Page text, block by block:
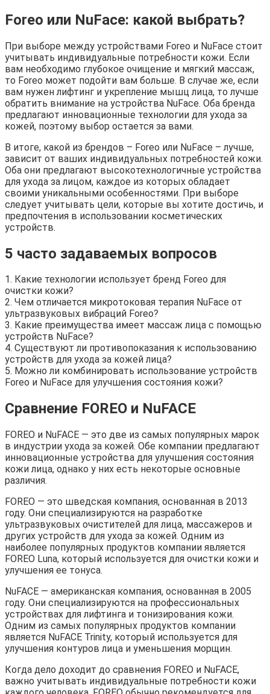
Foreo или NuFace: какой выбрать?
При выборе между устройствами Foreo и NuFace стоит
учитывать индивидуальные потребности кожи. Если
вам необходимо глубокое очищение и мягкий массаж,
то Foreo может подойти вам больше. В случае же, если
вам нужен лифтинг и укрепление мышц лица, то лучше
обратить внимание на устройства NuFace. Оба бренда
предлагают инновационные технологии для ухода за
кожей, поэтому выбор остается за вами.
В итоге, какой из брендов – Foreo или NuFace – лучше,
зависит от ваших индивидуальных потребностей кожи.
Оба они предлагают высокотехнологичные устройства
для ухода за лицом, каждое из которых обладает
своими уникальными особенностями. При выборе
следует учитывать цели, которые вы хотите достичь, и
предпочтения в использовании косметических
устройств.
5 часто задаваемых вопросов
1. Какие технологии использует бренд Foreo для
очистки кожи?
2. Чем отличается микротоковая терапия NuFace от
ультразвуковых вибраций Foreo?
3. Какие преимущества имеет массаж лица с помощью
устройств NuFace?
4. Существуют ли противопоказания к использованию
устройств для ухода за кожей лица?
5. Можно ли комбинировать использование устройств
Foreo и NuFace для улучшения состояния кожи?
Сравнение FOREO и NuFACE
FOREO и NuFACE — это две из самых популярных марок
в индустрии ухода за кожей. Обе компании предлагают
инновационные устройства для улучшения состояния
кожи лица, однако у них есть некоторые основные
различия.
FOREO — это шведская компания, основанная в 2013
году. Они специализируются на разработке
ультразвуковых очистителей для лица, массажеров и
других устройств для ухода за кожей. Одним из
наиболее популярных продуктов компании является
FOREO Luna, который используется для очистки кожи и
улучшения ее тонуса.
NuFACE — американская компания, основанная в 2005
году. Они специализируются на профессиональных
устройствах для лифтинга и тонизирования кожи.
Одним из самых популярных продуктов компании
является NuFACE Trinity, который используется для
улучшения контуров лица и уменьшения морщин.
Когда дело доходит до сравнения FOREO и NuFACE,
важно учитывать индивидуальные потребности кожи